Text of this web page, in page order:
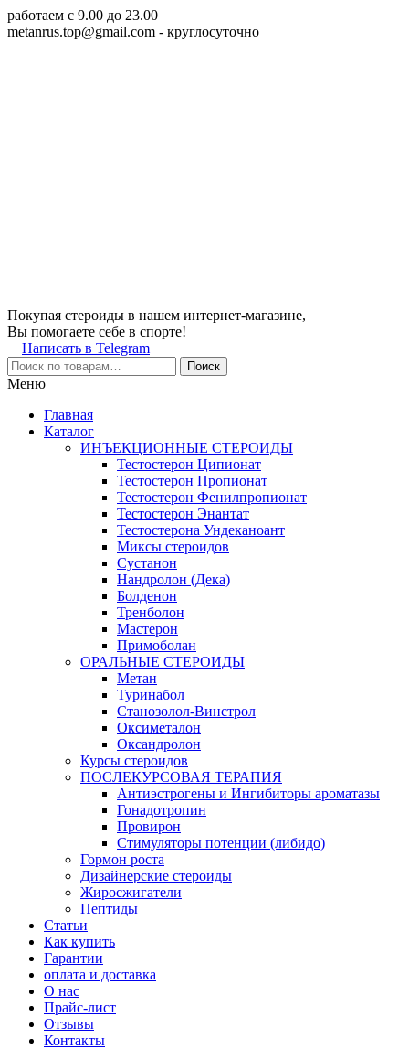
работаем c 9.00 до 23.00
metanrus.top@gmail.com - круглосуточно
Покупая стероиды в нашем интернет-магазине,
Вы помогаете себе в спорте!
Написать в Telegram
Поиск
Меню
Главная
Каталог
ИНЪЕКЦИОННЫЕ СТЕРОИДЫ
Тестостерон Ципионат
Тестостерон Пропионат
Тестостерон Фенилпропионат
Тестостерон Энантат
Тестостерона Ундеканоант
Миксы стероидов
Сустанон
Нандролон (Дека)
Болденон
Тренболон
Мастерон
Примоболан
ОРАЛЬНЫЕ СТЕРОИДЫ
Метан
Туринабол
Станозолол-Винстрол
Оксиметалон
Оксандролон
Курсы стероидов
ПОСЛЕКУРСОВАЯ ТЕРАПИЯ
Антиэстрогены и Ингибиторы ароматазы
Гонадотропин
Провирон
Стимуляторы потенции (либидо)
Гормон роста
Дизайнерские стероиды
Жиросжигатели
Пептиды
Статьи
Как купить
Гарантии
оплата и доставка
О нас
Прайс-лист
Отзывы
Контакты